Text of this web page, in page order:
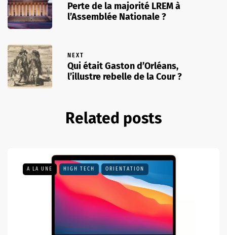
Perte de la majorité LREM à
l’Assemblée Nationale ?
NEXT
Qui était Gaston d’Orléans,
l’illustre rebelle de la Cour ?
Related posts
A LA UNE HIGH TECH ORIENTATION